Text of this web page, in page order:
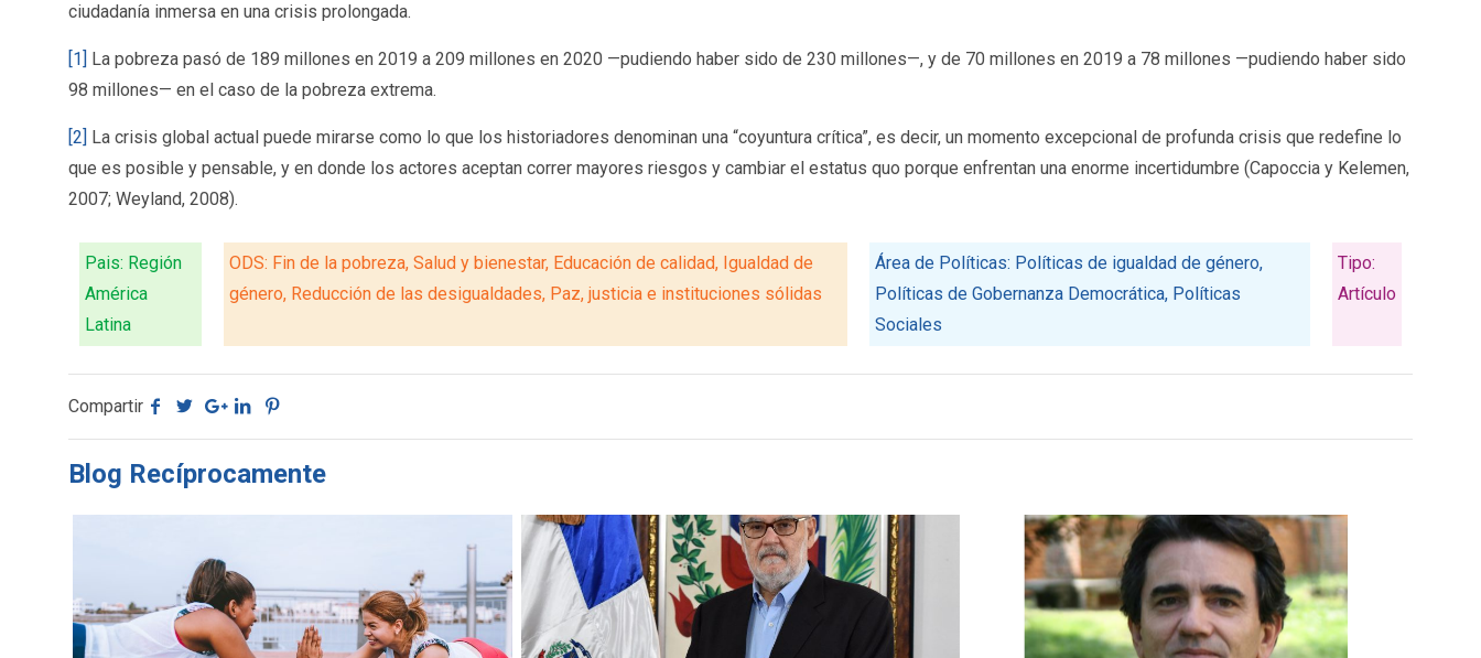
ciudadanía inmersa en una crisis prolongada.
[1]
La pobreza pasó de 189 millones en 2019 a 209 millones en 2020 —pudiendo haber sido de 230 millones—, y de 70 millones en 2019 a 78 millones —pudiendo haber sido
98 millones— en el caso de la pobreza extrema.
[2]
La crisis global actual puede mirarse como lo que los historiadores denominan una “coyuntura crítica”, es decir, un momento excepcional de profunda crisis que redefine lo
que es posible y pensable, y en donde los actores aceptan correr mayores riesgos y cambiar el estatus quo porque enfrentan una enorme incertidumbre (Capoccia y Kelemen,
2007; Weyland, 2008).
Pais: Región
América
Latina
ODS: Fin de la pobreza, Salud y bienestar, Educación de calidad, Igualdad de
género, Reducción de las desigualdades, Paz, justicia e instituciones sólidas
Área de Políticas: Políticas de igualdad de género,
Políticas de Gobernanza Democrática, Políticas
Sociales
Tipo:
Artículo
Compartir
Blog Recíprocamente